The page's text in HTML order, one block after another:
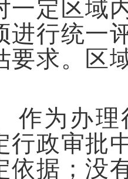
一定区域
进行统一
要求。区
作为办理
行政审批
依据；没